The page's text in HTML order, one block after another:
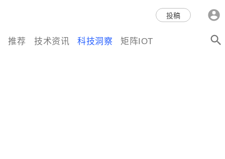
科技互联网,科技,资讯,动态,洞
察,量子,计算,AI,人工智能,机器
投稿
推荐 技术资讯 科技洞察 矩阵IOT